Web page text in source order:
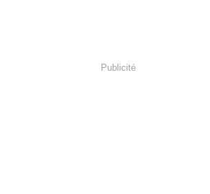
Publicité